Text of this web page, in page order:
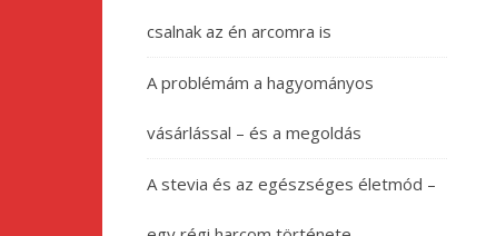
csalnak az én arcomra is
A problémám a hagyományos
vásárlással – és a megoldás
A stevia és az egészséges életmód –